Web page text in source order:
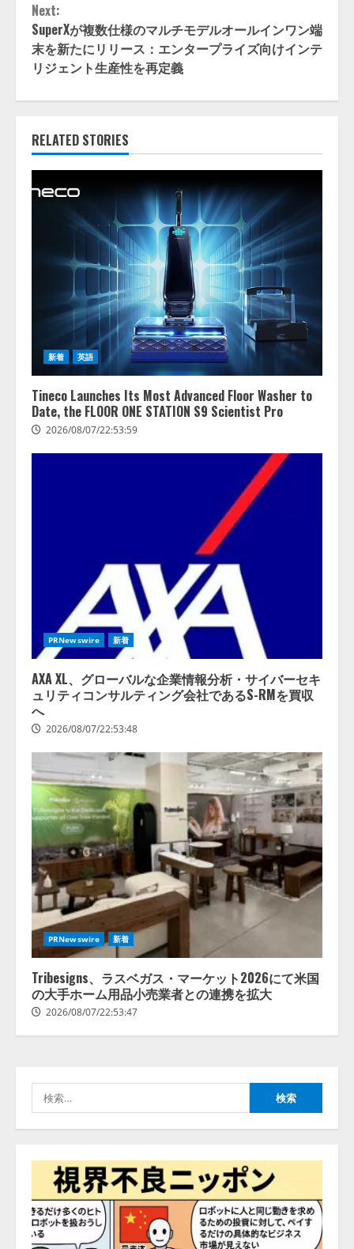
Next:
SuperXが複数仕様のマルチモデルオールインワン端
末を新たにリリース：エンタープライズ向けインテ
リジェント生産性を再定義
RELATED STORIES
新着 英語
Tineco Launches Its Most Advanced Floor Washer to
Date, the FLOOR ONE STATION S9 Scientist Pro
2026/08/07/22:53:59
PRNewswire 新着
AXA XL、グローバルな企業情報分析・サイバーセキ
ュリティコンサルティング会社であるS-RMを買収
へ
2026/08/07/22:53:48
PRNewswire 新着
Tribesigns、ラスベガス・マーケット2026にて米国
の大手ホーム用品小売業者との連携を拡大
2026/08/07/22:53:47
索:
2
lmessage、MCP接続機能を強化
し、AIから設定操作できる機能を
拡充
2026/08/07/13:53:50
3
【2026年企業のAI導入・活用に関
する調査】AIを組織として導入で
きている企業は26.8％。AI導入企
業の68.0％が、自社でのAI導入・
活用は「上手くいっている」と回
答
ナレッジワーク、AIエンジニア油
の業界特化LLM」の開発とAI研究
2026/08/07/10:54:31
5
「TinhVan Technologies JSC.」と業
務提携
2026/08/06/14:54:32